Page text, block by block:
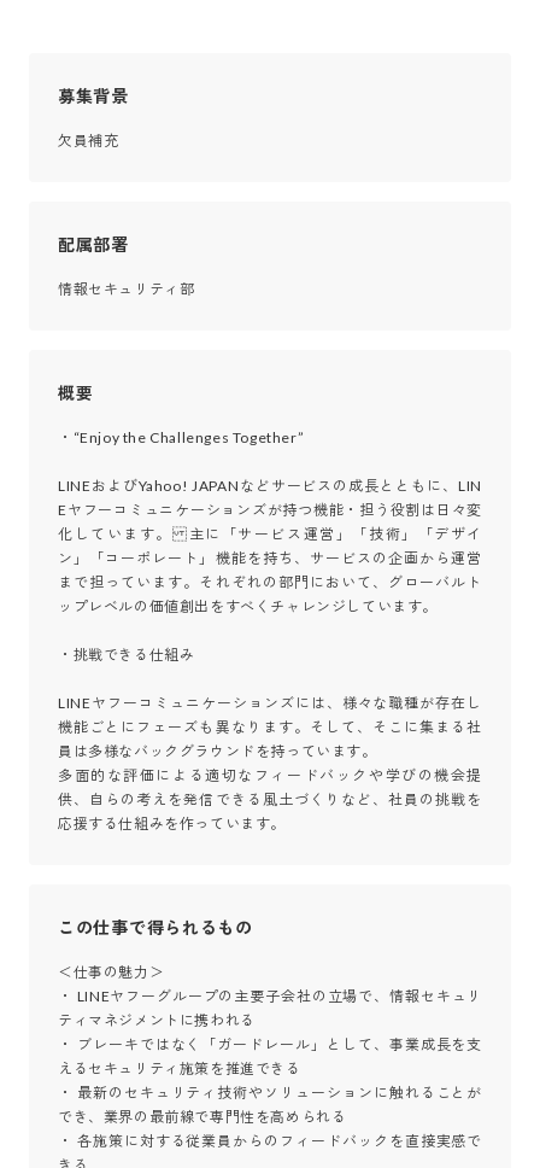
募集背景
欠員補充
配属部署
情報セキュリティ部
概要
・“Enjoy the Challenges Together”
LINEおよびYahoo! JAPANなどサービスの成長とともに、LIN
Eヤフーコミュニケーションズが持つ機能・担う役割は日々変
化しています。主に「サービス運営」「技術」「デザイ
ン」「コーポレート」機能を持ち、サービスの企画から運営
まで担っています。それぞれの部門において、グローバルト
ップレベルの価値創出をすべくチャレンジしています。
・挑戦できる仕組み
LINEヤフーコミュニケーションズには、様々な職種が存在し
機能ごとにフェーズも異なります。そして、そこに集まる社
員は多様なバックグラウンドを持っています。
多面的な評価による適切なフィードバックや学びの機会提
供、自らの考えを発信できる風土づくりなど、社員の挑戦を
応援する仕組みを作っています。
この仕事で得られるもの
＜仕事の魅力＞
・ LINEヤフーグループの主要子会社の立場で、情報セキュリ
ティマネジメントに携われる
・ ブレーキではなく「ガードレール」として、事業成長を支
えるセキュリティ施策を推進できる
・ 最新のセキュリティ技術やソリューションに触れることが
でき、業界の最前線で専門性を高められる
・ 各施策に対する従業員からのフィードバックを直接実感で